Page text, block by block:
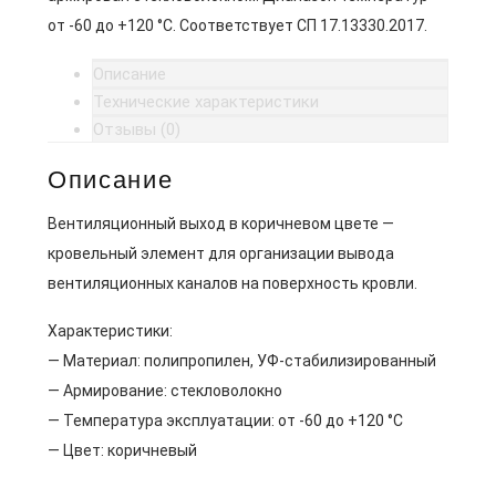
от -60 до +120 °C. Соответствует СП 17.13330.2017.
Описание
Технические характеристики
Отзывы (0)
Описание
Вентиляционный выход в коричневом цвете —
кровельный элемент для организации вывода
вентиляционных каналов на поверхность кровли.
Характеристики:
— Материал: полипропилен, УФ-стабилизированный
— Армирование: стекловолокно
— Температура эксплуатации: от -60 до +120 °C
— Цвет: коричневый